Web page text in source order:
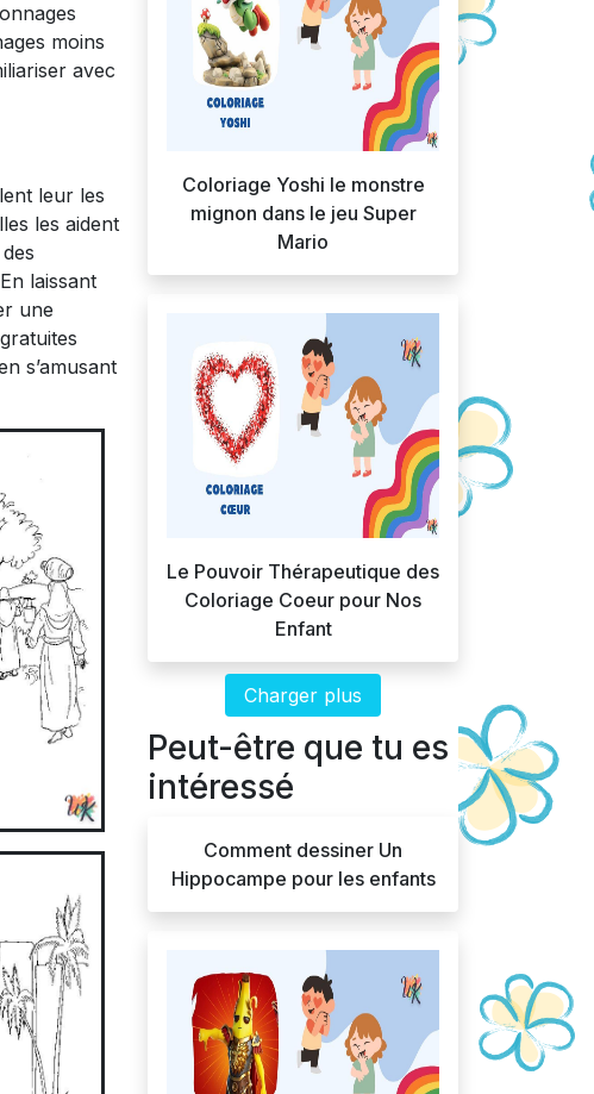
moins
avec
leur les
les aident
laissant
une
s’amusant
Coloriage Yoshi le monstre
mignon dans le jeu Super
Mario
Le Pouvoir Thérapeutique des
Coloriage Coeur pour Nos
Enfant
Charger plus
Peut-être que tu es
intéressé
Comment dessiner Un
Hippocampe pour les enfants